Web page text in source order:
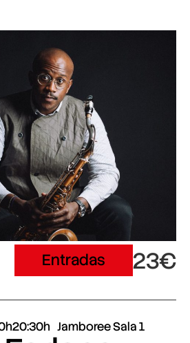
Entradas 23€
20:30h Jamboree Sala 1